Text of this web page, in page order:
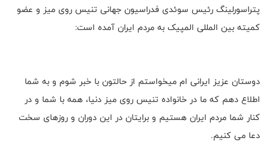
پتراسورلینگ رئیس سوئدی فدراسیون جهانی تنیس روی میز و عضو
کمیته بین المللی المپیک به مردم ایران آمده است:
دوستان عزیز ایرانی ام میخواستم از حالتون با خبر شوم و به شما
اطلاع دهم که ما در خانواده تنیس روی میز دنیا، همه با شما و در
کنار شما مردم ایران هستیم و برایتان در این دوران و روزهای سخت
دعا می کنیم.